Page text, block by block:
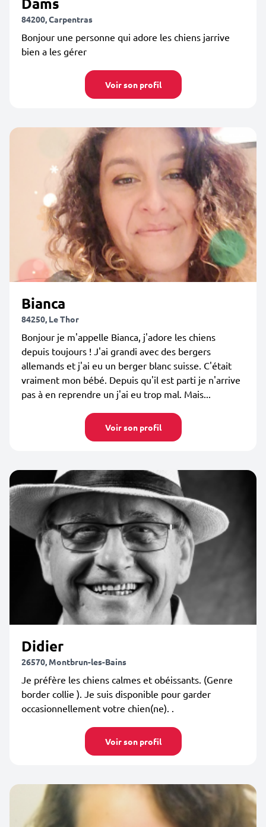
84200, Carpentras
Bonjour une personne qui adore les chiens jarrive
bien a les gérer
Voir son profil
Bianca
84250, Le Thor
Bonjour je m'appelle Bianca, j'adore les chiens
depuis toujours ! J'ai grandi avec des bergers
allemands et j'ai eu un berger blanc suisse. C'était
vraiment mon bébé. Depuis qu'il est parti je n'arrive
pas à en reprendre un j'ai eu trop mal. Mais...
Voir son profil
Didier
26570, Montbrun-les-Bains
Je préfère les chiens calmes et obéissants. (Genre
border collie ). Je suis disponible pour garder
occasionnellement votre chien(ne). .
Voir son profil